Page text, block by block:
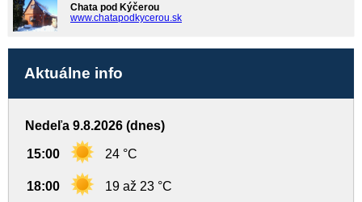
Chata pod Kýčerou
www.chatapodkycerou.sk
Aktuálne info
Nedeľa 9.8.2026 (dnes)
15:00 24 °C
18:00 19 až 23 °C